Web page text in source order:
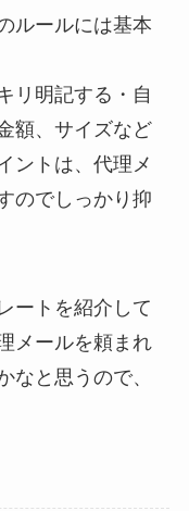
ルールには基本
リ明記する・自
額、サイズなど
ントは、代理メ
のでしっかり抑
ートを紹介して
メールを頼まれ
なと思うので、